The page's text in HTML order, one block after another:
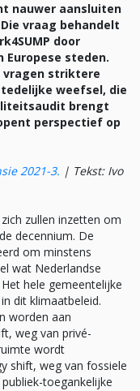
nauwer aansluiten
vraag behandelt
door
steden.
vragen striktere
weefsel, die
brengt
perspectief op
2021-3. | Tekst: Ivo
zullen inzetten om
decennium. De
om minstens
wat Nederlandse
hele gemeentelijke
dit klimaatbeleid.
worden aan
weg van privé-
wordt
shift, weg van fossiele
toegankelijke